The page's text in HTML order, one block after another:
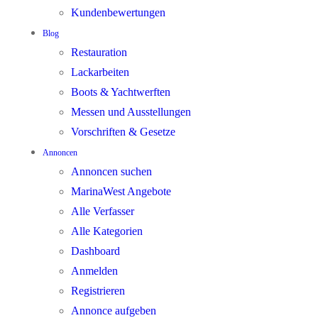
Kundenbewertungen
Blog
Restauration
Lackarbeiten
Boots & Yachtwerften
Messen und Ausstellungen
Vorschriften & Gesetze
Annoncen
Annoncen suchen
MarinaWest Angebote
Alle Verfasser
Alle Kategorien
Dashboard
Anmelden
Registrieren
Annonce aufgeben